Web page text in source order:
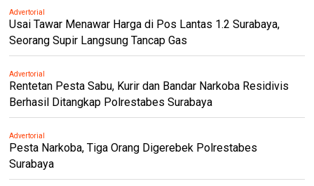
Advertorial
Usai Tawar Menawar Harga di Pos Lantas 1.2 Surabaya,
Seorang Supir Langsung Tancap Gas
Advertorial
Rentetan Pesta Sabu, Kurir dan Bandar Narkoba Residivis
Berhasil Ditangkap Polrestabes Surabaya
Advertorial
Pesta Narkoba, Tiga Orang Digerebek Polrestabes
Surabaya